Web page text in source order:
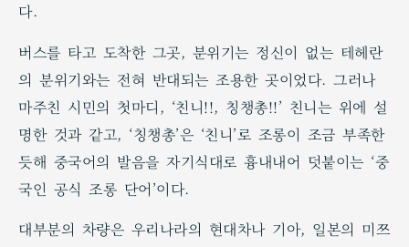
다.
버스를 타고 도착한 그곳, 분위기는 정신이 없는 테헤란
의 분위기와는 전혀 반대되는 조용한 곳이었다. 그러나
마주친 시민의 첫마디, ‘친니!!, 칭챙총!!’ 친니는 위에 설
명한 것과 같고, ‘칭챙총’은 ‘친니’로 조롱이 조금 부족한
듯해 중국어의 발음을 자기식대로 흉내내어 덧붙이는 ‘중
국인 공식 조롱 단어’이다.
대부분의 차량은 우리나라의 현대차나 기아, 일본의 미쯔